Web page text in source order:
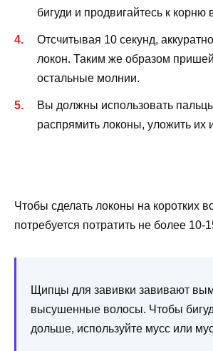
бигуди и продвигайтесь к корню
Отсчитывая 10 секунд,
локон. Таким же образом
остальные молнии.
Вы должны использовать
распрямить локоны, уложить их
Чтобы сделать локоны на коротких
потребуется потратить не более 10-
Щипцы для завивки завивают
высушенные волосы. Чтобы
дольше, используйте мусс или